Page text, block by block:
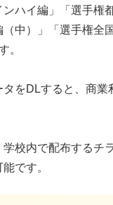
ハイ編」「選手権
中）」「選手権全
。
をDLすると、商業
校内で配布するチ
です。